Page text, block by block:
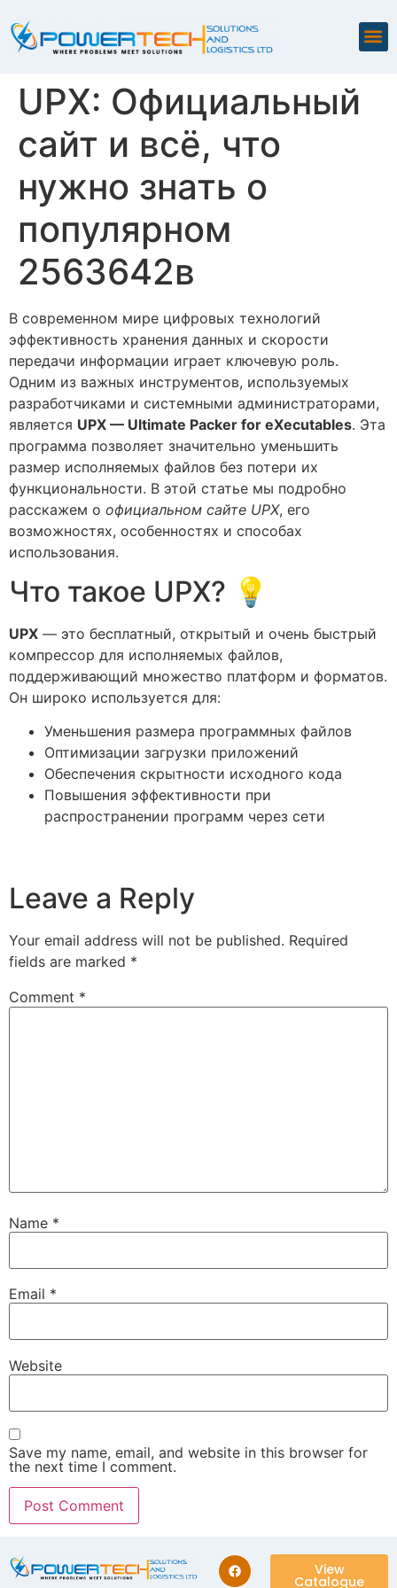
UPX: Официальный
сайт и всё, что
нужно знать о
популярном
2563642в
В современном мире цифровых технологий
эффективность хранения данных и скорости
передачи информации играет ключевую роль.
Одним из важных инструментов, используемых
разработчиками и системными администраторами,
является UPX — Ultimate Packer for eXecutables. Эта
программа позволяет значительно уменьшить
размер исполняемых файлов без потери их
функциональности. В этой статье мы подробно
расскажем о официальном сайте UPX, его
возможностях, особенностях и способах
использования.
Что такое UPX? 💡
UPX — это бесплатный, открытый и очень быстрый
компрессор для исполняемых файлов,
поддерживающий множество платформ и форматов.
Он широко используется для:
Уменьшения размера программных файлов
Оптимизации загрузки приложений
Обеспечения скрытности исходного кода
Повышения эффективности при
распространении программ через сети
Leave a Reply
Your email address will not be published. Required
fields are marked *
Comment *
Name *
Email *
Website
Save my name, email, and website in this browser for
the next time I comment.
View
Catalogue